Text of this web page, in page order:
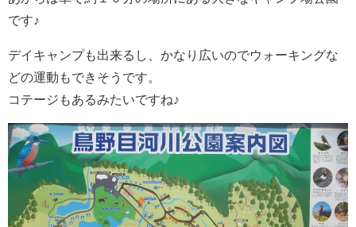
です♪
デイキャンプも出来るし、かなり広いのでウォーキングな
どの運動もできそうです。
コテージもあるみたいですね♪